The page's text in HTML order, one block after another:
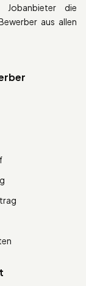
Jobanbieter die
aus allen